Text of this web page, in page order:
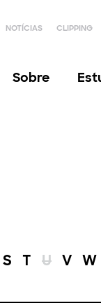
NOTÍCIAS CLIPPING
Sobre
S T U V W